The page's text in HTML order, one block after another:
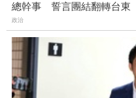
總幹事 誓言團結翻轉台東
政治